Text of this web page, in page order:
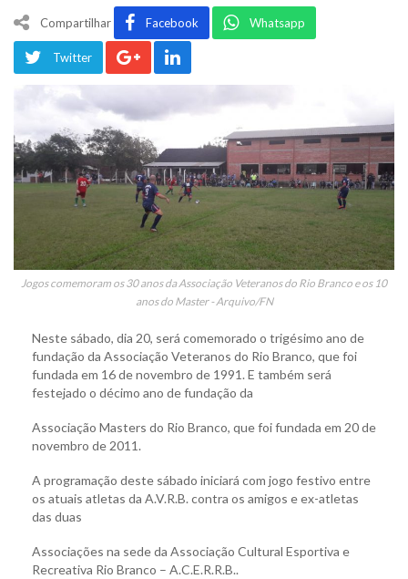
Compartilhar Facebook Whatsapp
Twitter
Jogos comemoram os 30 anos da Associação Veteranos do Rio Branco e os 10
anos do Master - Arquivo/FN
Neste sábado, dia 20, será comemorado o trigésimo ano de
fundação da Associação Veteranos do Rio Branco, que foi
fundada em 16 de novembro de 1991. E também será
festejado o décimo ano de fundação da
Associação Masters do Rio Branco, que foi fundada em 20 de
novembro de 2011.
A programação deste sábado iniciará com jogo festivo entre
os atuais atletas da A.V.R.B. contra os amigos e ex-atletas
das duas
Associações na sede da Associação Cultural Esportiva e
Recreativa Rio Branco – A.C.E.R.R.B..